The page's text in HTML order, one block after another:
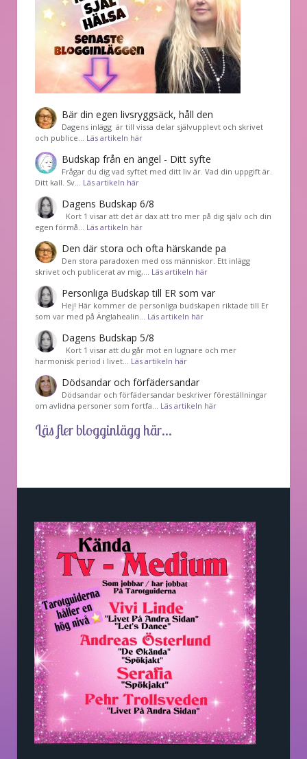
Bär din egen livsryggsäck, håll den
Dagens inlägg är till vissa delar självupplevt och skrivet
och publice… Läs artikeln här
Budskap från en ängel - Ditt syfte
Frågar du dig vad syftet med ditt liv är. Vad din uppgift är.
Ditt kall. Sv… Läs artikeln här
Dagens Budskap 6/8
Kort 1 visar att det är dax att tro mer på dig själv och din
egen förmå… Läs artikeln här
Den där stora och ofta härskande pa
Den stora paradoxen med oss människor. Ett inlägg
skrivet och publicerat av mig,… Läs artikeln här
Personliga Budskap till ER som var
Hej! Här kommer de personliga budskapen riktade till Er
som var med på Änglahealin… Läs artikeln här
Dagens Budskap 5/8
Kort 1 visar att du går mot en lugnare och mer
harmonisk period i livet… Läs artikeln här
Dödsandar och förfädersandar
Dödsandar och förfädersandar beskriver föreställningar
om avlidna personer som fortfa… Läs artikeln här
Läs fler blogginlägg här...